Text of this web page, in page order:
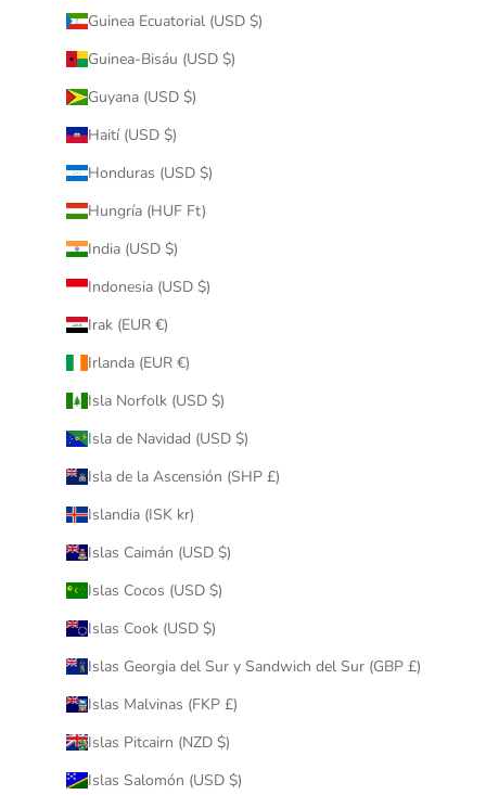
Guinea Ecuatorial (USD $)
Guinea-Bisáu (USD $)
Guyana (USD $)
Haití (USD $)
Honduras (USD $)
Hungría (HUF Ft)
India (USD $)
Indonesia (USD $)
Irak (EUR €)
Irlanda (EUR €)
Isla Norfolk (USD $)
Isla de Navidad (USD $)
Isla de la Ascensión (SHP £)
Islandia (ISK kr)
Islas Caimán (USD $)
Islas Cocos (USD $)
Islas Cook (USD $)
Islas Georgia del Sur y Sandwich del Sur (GBP £)
Islas Malvinas (FKP £)
Islas Pitcairn (NZD $)
Islas Salomón (USD $)